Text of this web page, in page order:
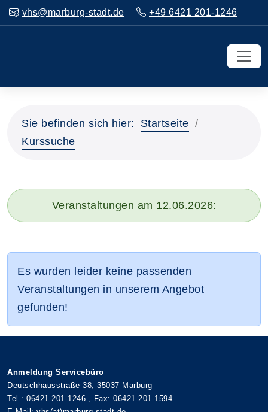
vhs@marburg-stadt.de +49 6421 201-1246
Sie befinden sich hier:
Startseite
Kurssuche
Veranstaltungen am 12.06.2026:
Es wurden leider keine passenden
Veranstaltungen in unserem Angebot
gefunden!
Anmeldung Servicebüro
Deutschhausstraße 38, 35037 Marburg
Tel.: 06421 201-1246 , Fax: 06421 201-1594